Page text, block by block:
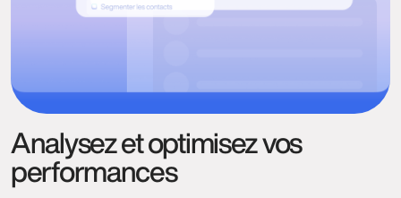
Analysez et optimisez vos
performances